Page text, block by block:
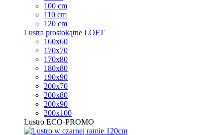
100 cm
110 cm
120 cm
Lustra prostokątne LOFT
160x60
170x70
170x80
180x80
190x90
200x70
200x80
200x90
200x100
Lustro ECO-PROMO